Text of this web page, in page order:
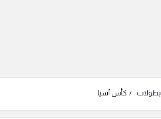
بطولات كأس آسيا